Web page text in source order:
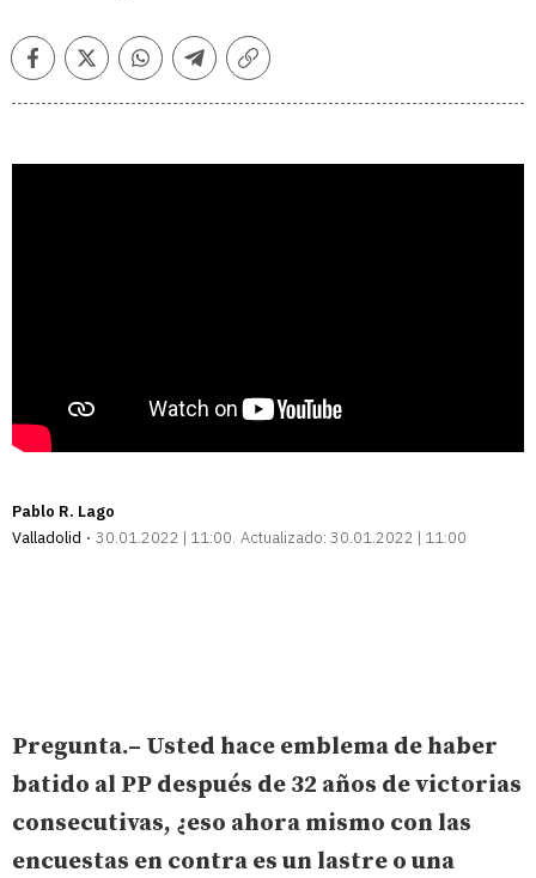
FacebookTwitterWhatsappTelegramCopiar
Pablo R. Lago
Valladolid
30.01.2022 | 11:00 Actualizado: 30.01.2022 | 11:00
Pregunta.– Usted hace emblema de haber
batido al PP después de 32 años de victorias
consecutivas, ¿eso ahora mismo con las
encuestas en contra es un lastre o una